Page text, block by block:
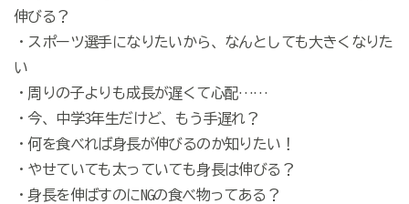
伸びる？
・スポーツ選手になりたいから、なんとしても大きくなりた
い
・周りの子よりも成長が遅くて心配……
・今、中学3年生だけど、もう手遅れ？
・何を食べれば身長が伸びるのか知りたい！
・やせていても太っていても身長は伸びる？
・身長を伸ばすのにNGの食べ物ってある？